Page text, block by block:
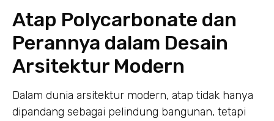
Atap Polycarbonate dan
Perannya dalam Desain
Arsitektur Modern
Dalam dunia arsitektur modern, atap tidak hanya
dipandang sebagai pelindung bangunan, tetapi